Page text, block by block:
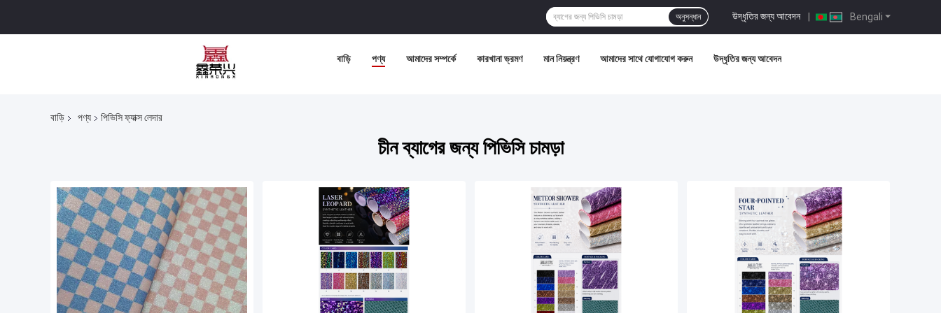
Bengali
উদ্ধৃতির জন্য আবেদন |
অনুসন্ধান
বাড়ি পণ্য আমাদের সম্পর্কে কারখানা ভ্রমণ মান নিয়ন্ত্রণ আমাদের সাথে যোগাযোগ করুন উদ্ধৃতির জন্য আবেদন
বাড়ি পণ্য পিভিসি ফ্যাক্স লেদার
চীন ব্যাগের জন্য পিভিসি চামড়া